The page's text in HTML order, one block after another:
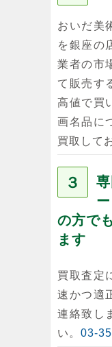
おいだ美
を銀座の
業者の市
て販売す
高値で買
画名品に
買取して
３
の方で
ます
買取査定
速かつ適
連絡致し
い。 03-